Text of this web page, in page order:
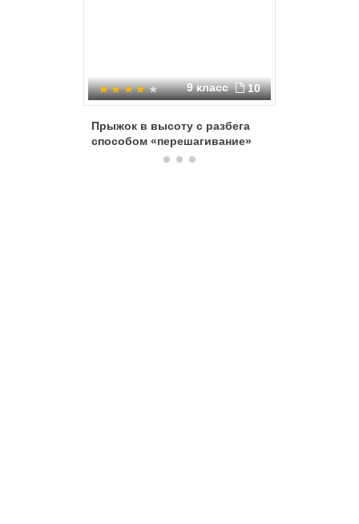
9 класс 10
Прыжок в высоту с разбега
способом «перешагивание»